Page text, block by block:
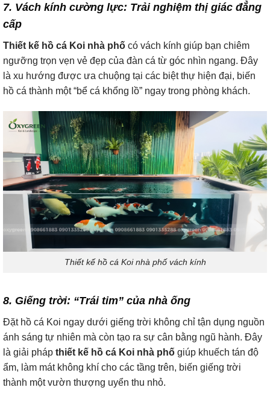
7. Vách kính cường lực: Trải nghiệm thị giác đẳng
cấp
Thiết kế hồ cá Koi nhà phố có vách kính giúp bạn chiêm
ngưỡng trọn vẹn vẻ đẹp của đàn cá từ góc nhìn ngang. Đây
là xu hướng được ưa chuộng tại các biệt thự hiện đại, biến
hồ cá thành một “bể cá khổng lồ” ngay trong phòng khách.
Thiết kế hồ cá Koi nhà phố vách kính
8. Giếng trời: “Trái tim” của nhà ống
Đặt hồ cá Koi ngay dưới giếng trời không chỉ tận dụng nguồn
ánh sáng tự nhiên mà còn tạo ra sự cân bằng ngũ hành. Đây
là giải pháp thiết kế hồ cá Koi nhà phố giúp khuếch tán độ
ẩm, làm mát không khí cho các tầng trên, biến giếng trời
thành một vườn thượng uyển thu nhỏ.